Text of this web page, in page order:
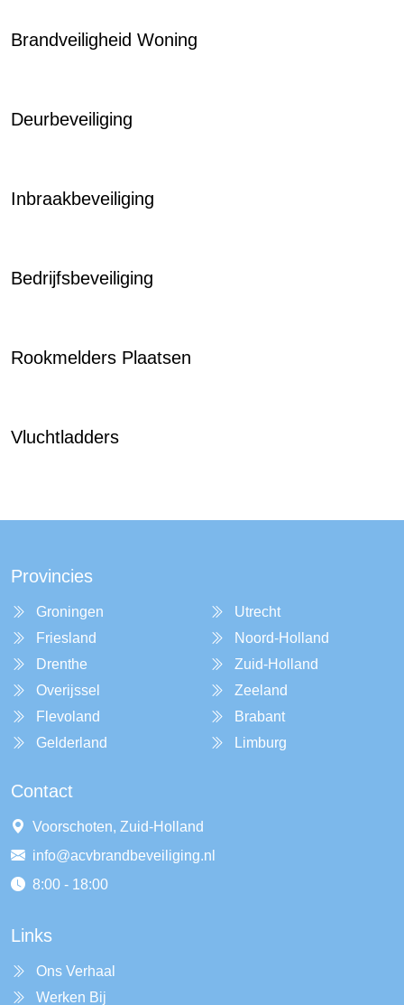
Brandveiligheid Woning
Deurbeveiliging
Inbraakbeveiliging
Bedrijfsbeveiliging
Rookmelders Plaatsen
Vluchtladders
Provincies
Groningen
Friesland
Drenthe
Overijssel
Flevoland
Gelderland
Utrecht
Noord-Holland
Zuid-Holland
Zeeland
Brabant
Limburg
Contact
Voorschoten, Zuid-Holland
info@acvbrandbeveiliging.nl
8:00 - 18:00
Links
Ons Verhaal
Werken Bij